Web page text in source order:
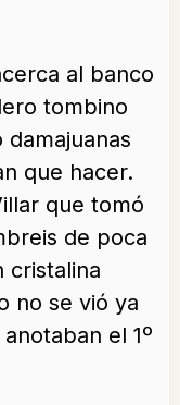
al banco
tombino
que hacer.
que tomó
de poca
cristalina
no se vió ya
el 1º